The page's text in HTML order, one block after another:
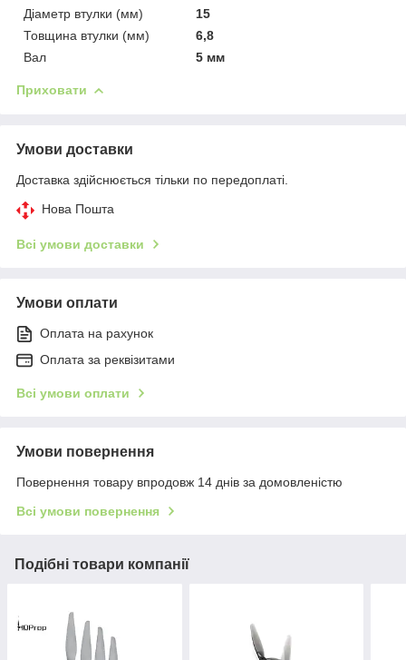
Діаметр втулки (мм)
15
Товщина втулки (мм)
6,8
Вал
5 мм
Приховати
Умови доставки
Доставка здійснюється тільки по передоплаті.
Нова Пошта
Всі умови доставки
Умови оплати
Оплата на рахунок
Оплата за реквізитами
Всі умови оплати
Умови повернення
Повернення товару впродовж 14 днів за домовленістю
Всі умови повернення
Подібні товари компанії